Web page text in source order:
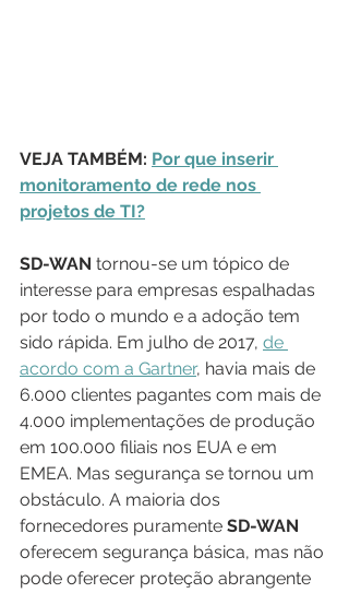
VEJA TAMBÉM: Por que inserir
monitoramento de rede nos
projetos de TI?
SD-WAN tornou-se um tópico de
interesse para empresas espalhadas
por todo o mundo e a adoção tem
sido rápida. Em julho de 2017, de
acordo com a Gartner, havia mais de
6.000 clientes pagantes com mais de
4.000 implementações de produção
em 100.000 filiais nos EUA e em
EMEA. Mas segurança se tornou um
obstáculo. A maioria dos
fornecedores puramente SD-WAN
oferecem segurança básica, mas não
pode oferecer proteção abrangente